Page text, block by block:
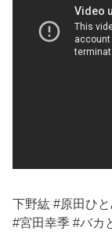
下野紘 #原田ひ
#宮田幸季 #バカ